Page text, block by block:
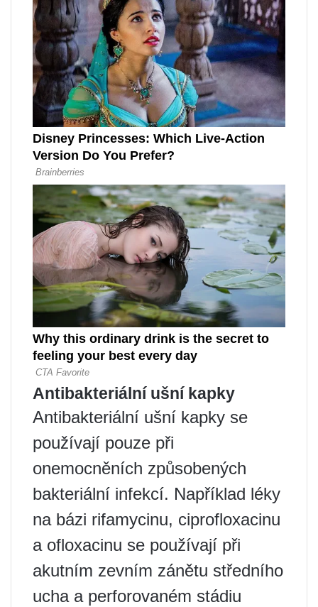
Antibakteriální ušní kapky
Antibakteriální ušní kapky se
používají pouze při
onemocněních způsobených
bakteriální infekcí. Například léky
na bázi rifamycinu, ciprofloxacinu
a ofloxacinu se používají při
akutním zevním zánětu středního
ucha a perforovaném stádiu